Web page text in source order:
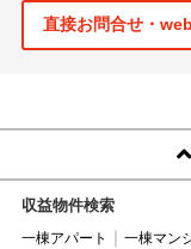
直接お問合せ・
収益物件検索
一棟アパート 一棟マン